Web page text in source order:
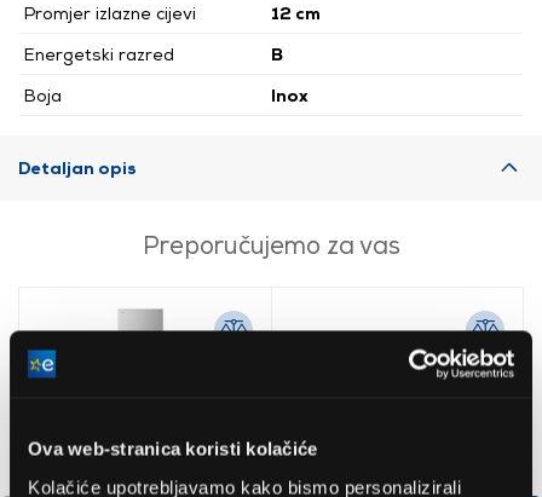
Ova web-stranica koristi kolačiće
Kolačiće upotrebljavamo kako bismo personalizirali
Promjer izlazne cijevi
12 cm
Energetski razred
B
Boja
Inox
Detaljan opis
Preporučujemo za vas